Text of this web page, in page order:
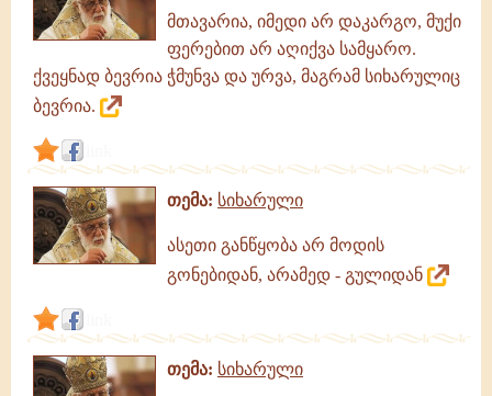
მთავარია, იმედი არ დაკარგო, მუქი
ფერებით არ აღიქვა სამყარო.
ქვეყნად ბევრია ჭმუნვა და ურვა, მაგრამ სიხარულიც
ბევრია.
თემა: სიხარული
ასეთი განწყობა არ მოდის
გონებიდან, არამედ - გულიდან
თემა: სიხარული